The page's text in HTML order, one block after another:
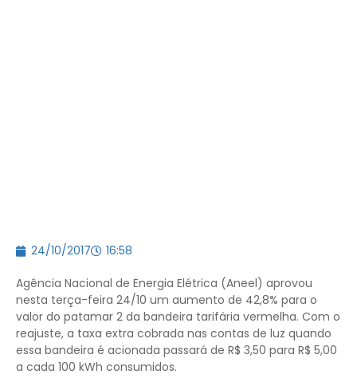
24/10/2017 16:58
Agência Nacional de Energia Elétrica (Aneel) aprovou
nesta terça-feira 24/10 um aumento de 42,8% para o
valor do patamar 2 da bandeira tarifária vermelha. Com o
reajuste, a taxa extra cobrada nas contas de luz quando
essa bandeira é acionada passará de R$ 3,50 para R$ 5,00
a cada 100 kWh consumidos.